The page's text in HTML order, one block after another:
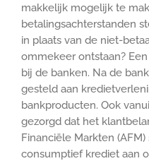
makkelijk mogelijk te
betalingsachterstanden
in plaats van de niet-
ommekeer ontstaan?
bij de banken. Na de
gesteld aan
bankproducten. Ook
gezorgd dat het
Financiële Markten
consumptief krediet aan